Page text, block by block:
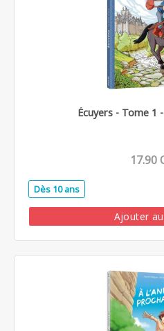
Écuyers - Tome 1
17.90
Dès 10 ans
Ajouter